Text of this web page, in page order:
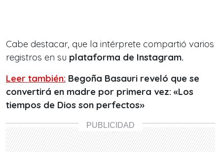
Cabe destacar, que la intérprete compartió varios
registros en su plataforma de Instagram.
Leer también: Begoña Basauri reveló que se
convertirá en madre por primera vez: «Los
tiempos de Dios son perfectos»